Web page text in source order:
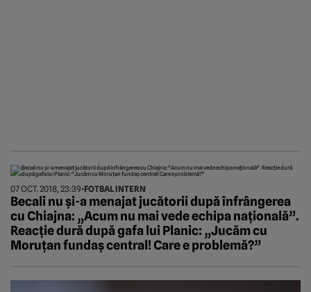
07 OCT. 2018, 23:39•FOTBAL INTERN
Becali nu și-a menajat jucătorii după înfrângerea
cu Chiajna: „Acum nu mai vede echipa națională”.
Reacție dură după gafa lui Planic: „Jucăm cu
Moruțan fundaș central! Care e problemă?”